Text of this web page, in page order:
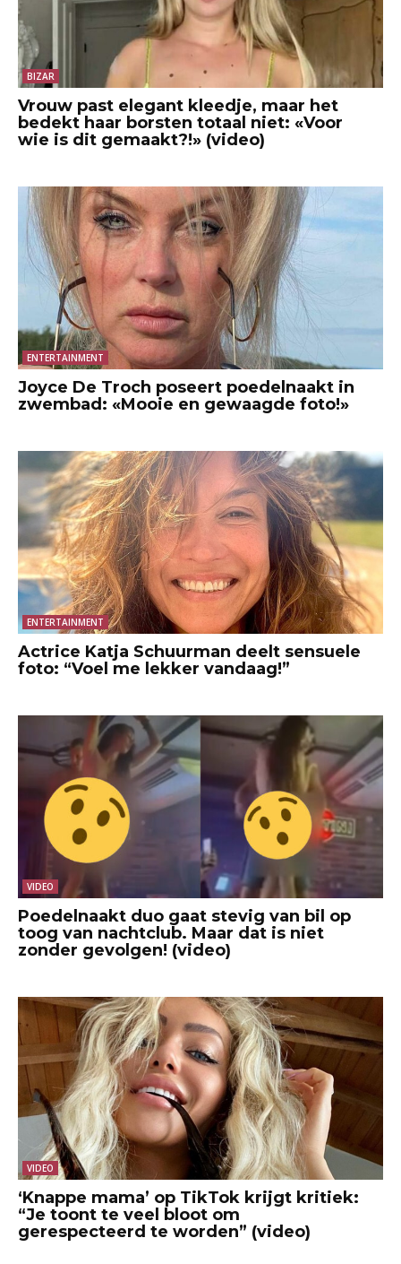
BIZAR
Vrouw past elegant kleedje, maar het
bedekt haar borsten totaal niet: «Voor
wie is dit gemaakt?!» (video)
ENTERTAINMENT
Joyce De Troch poseert poedelnaakt in
zwembad: «Mooie en gewaagde foto!»
ENTERTAINMENT
Actrice Katja Schuurman deelt sensuele
foto: “Voel me lekker vandaag!”
VIDEO
Poedelnaakt duo gaat stevig van bil op
toog van nachtclub. Maar dat is niet
zonder gevolgen! (video)
VIDEO
‘Knappe mama’ op TikTok krijgt kritiek:
“Je toont te veel bloot om
gerespecteerd te worden” (video)